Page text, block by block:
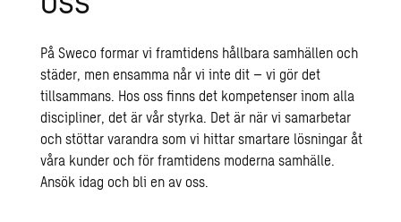
På Sweco formar vi framtidens hållbara samhällen och
städer, men ensamma når vi inte dit – vi gör det
tillsammans. Hos oss finns det kompetenser inom alla
discipliner, det är vår styrka. Det är när vi samarbetar
och stöttar varandra som vi hittar smartare lösningar åt
våra kunder och för framtidens moderna samhälle.
Ansök idag och bli en av oss.